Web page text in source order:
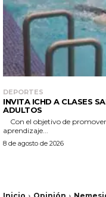
DEPORTES
INVITA ICHD A CLASES
ADULTOS
aprendizaje...
8 de agosto de 2026